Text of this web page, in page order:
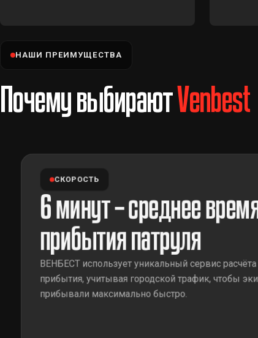
НАШИ ПРЕИМУЩЕСТВА
Почему выбираютVenbest
СКОРОСТЬ
6 минут – среднее
прибытия патруля
ВЕНБЕСТ использует уникальный сервис
прибытия, учитывая городской трафик, чтобы
прибывали максимально быстро.